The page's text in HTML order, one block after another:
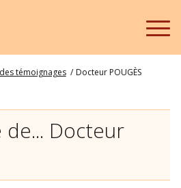
témoignages / Docteur POUGÈS
de... Docteur